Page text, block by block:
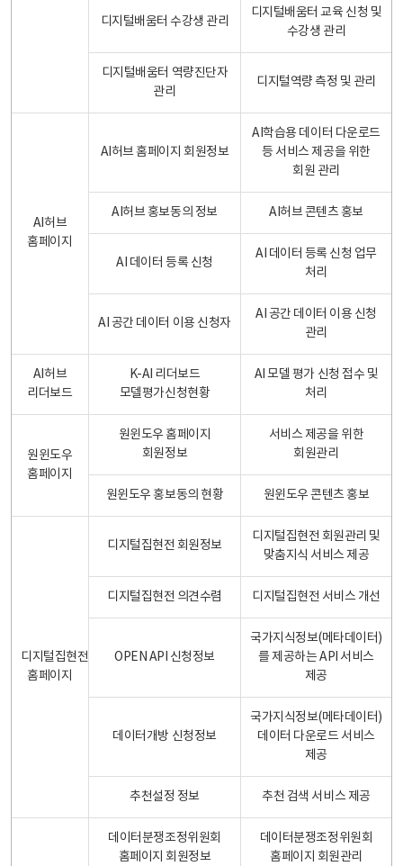
디지털배움터 수강생 관리
디지털배움터 교육 신청 및
수강생 관리
디지털배움터 역량진단자
관리
디지털역량 측정 및 관리
AI허브
홈페이지
AI허브 홈페이지 회원정보
AI학습용 데이터 다운로드
등 서비스 제공을 위한
회원 관리
AI허브 홍보동의 정보 AI허브 콘텐츠 홍보
AI 데이터 등록 신청
AI 데이터 등록 신청 업무
처리
AI 공간 데이터 이용 신청자
AI 공간 데이터 이용 신청
관리
AI허브
리더보드
K-AI 리더보드
모델평가신청현황
AI 모델 평가 신청 접수 및
처리
원윈도우
홈페이지
원윈도우 홈페이지
회원정보
서비스 제공을 위한
회원관리
원윈도우 홍보동의 현황 원윈도우 콘텐츠 홍보
디지털집현전
홈페이지
디지털집현전 회원정보
디지털집현전 회원관리 및
맞춤지식 서비스 제공
디지털집현전 의견수렴 디지털집현전 서비스 개선
OPEN API 신청정보
국가지식정보(메타데이터)
를 제공하는 API 서비스
제공
데이터개방 신청정보
국가지식정보(메타데이터)
데이터 다운로드 서비스
제공
추천설정 정보 추천 검색 서비스 제공
데이터분쟁조정위원회
홈페이지 회원정보
데이터분쟁조정위원회
홈페이지 회원관리